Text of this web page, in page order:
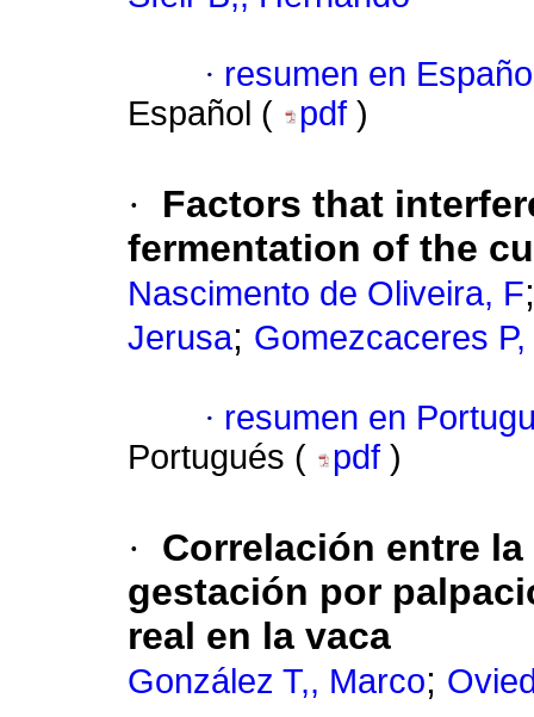
· resumen en
Español (
pdf )
·
Factors that
fermentation of the
Nascimento de Oliveira, F
Jerusa; Gomezcaceres
· resumen en
Portugués (
pdf )
·
Correlación entre
gestación por
real en la vaca
González T,, Marco;